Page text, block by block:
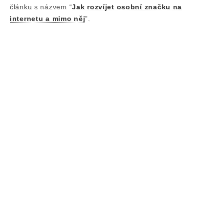
článku s názvem “Jak rozvíjet osobní značku na
internetu a mimo něj”.